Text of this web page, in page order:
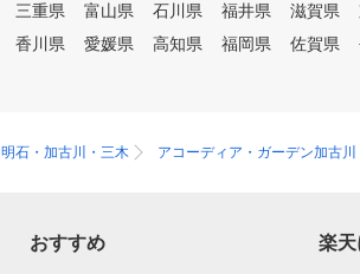
三重県 富山県 石川県 福井県 滋賀県
香川県 愛媛県 高知県 福岡県 佐賀県
明石・加古川・三木 アコーディア・ガーデン加古川
おすすめ 楽天